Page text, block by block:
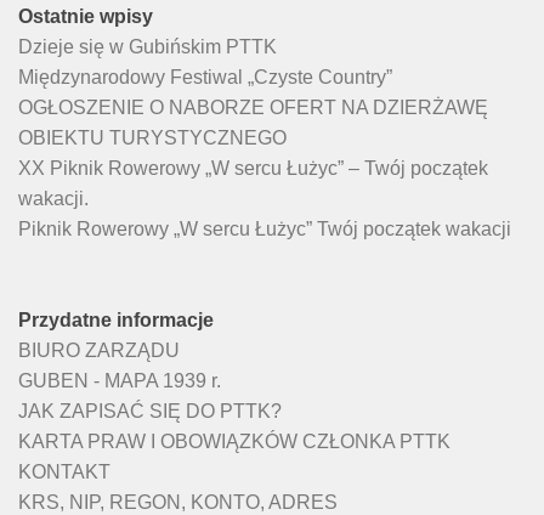
Ostatnie wpisy
Dzieje się w Gubińskim PTTK
Międzynarodowy Festiwal „Czyste Country”
OGŁOSZENIE O NABORZE OFERT NA DZIERŻAWĘ
OBIEKTU TURYSTYCZNEGO
XX Piknik Rowerowy „W sercu Łużyc” – Twój początek
wakacji.
Piknik Rowerowy „W sercu Łużyc” Twój początek wakacji
Przydatne informacje
BIURO ZARZĄDU
GUBEN - MAPA 1939 r.
JAK ZAPISAĆ SIĘ DO PTTK?
KARTA PRAW I OBOWIĄZKÓW CZŁONKA PTTK
KONTAKT
KRS, NIP, REGON, KONTO, ADRES